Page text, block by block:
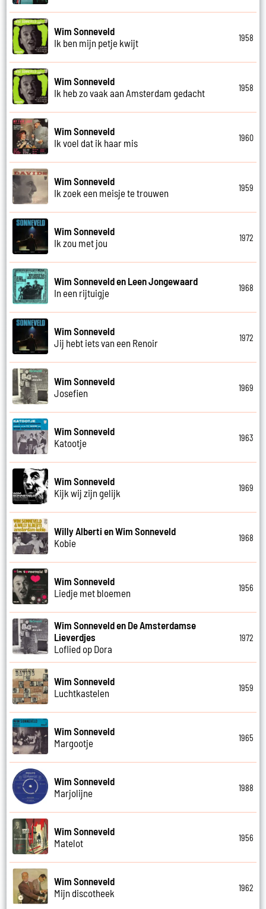
Wim Sonneveld
Ik ben mijn petje kwijt
1958
Wim Sonneveld
Ik heb zo vaak aan Amsterdam gedacht
1958
Wim Sonneveld
Ik voel dat ik haar mis
1960
Wim Sonneveld
Ik zoek een meisje te trouwen
1959
Wim Sonneveld
Ik zou met jou
1972
Wim Sonneveld en Leen Jongewaard
In een rijtuigje
1968
Wim Sonneveld
Jij hebt iets van een Renoir
1972
Wim Sonneveld
Josefien
1969
Wim Sonneveld
Katootje
1963
Wim Sonneveld
Kijk wij zijn gelijk
1969
Willy Alberti en Wim Sonneveld
Kobie
1968
Wim Sonneveld
Liedje met bloemen
1956
Wim Sonneveld en De Amsterdamse
Lieverdjes
Loflied op Dora
1972
Wim Sonneveld
Luchtkastelen
1959
Wim Sonneveld
Margootje
1965
Wim Sonneveld
Marjolijne
1988
Wim Sonneveld
Matelot
1956
Wim Sonneveld
Mijn discotheek
1962